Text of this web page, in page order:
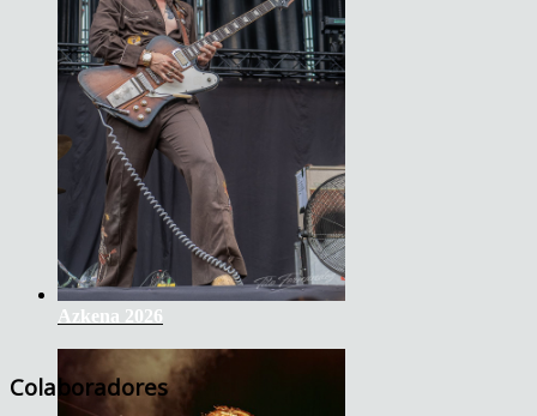
Azkena 2026
Colaboradores